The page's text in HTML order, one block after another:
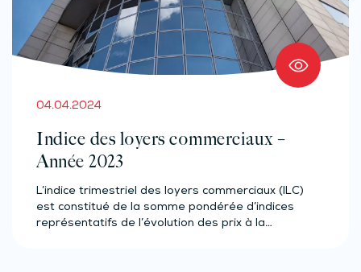
04.04.2024
Indice des loyers commerciaux –
Année 2023
L’indice trimestriel des loyers commerciaux (ILC)
est constitué de la somme pondérée d’indices
représentatifs de l’évolution des prix à la…